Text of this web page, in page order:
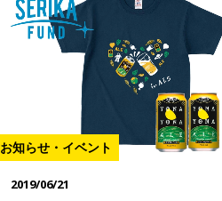
お知らせ・イベント
2019/06/21